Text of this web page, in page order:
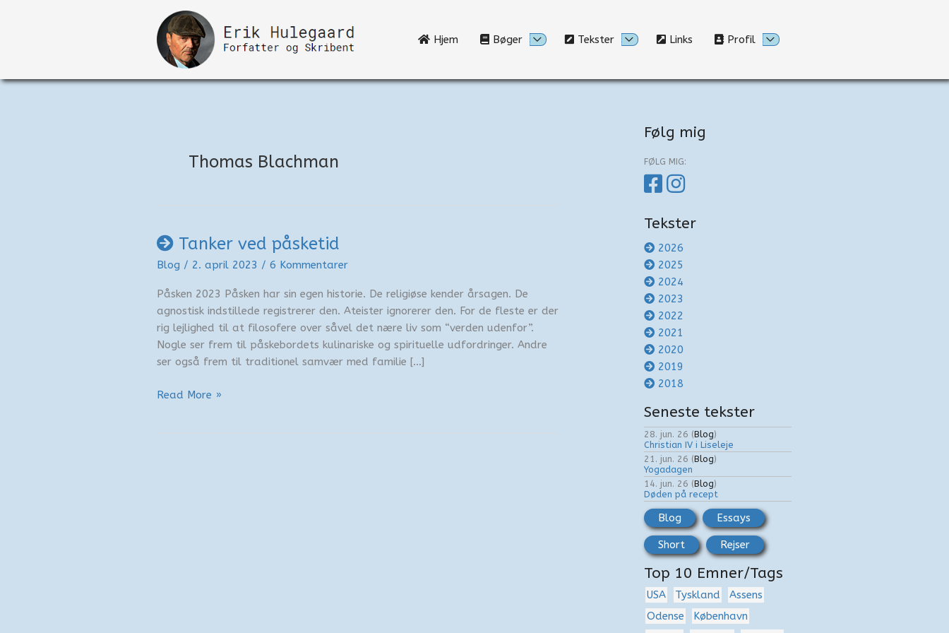
Hjem Bøger Tekster Links Profil
Thomas Blachman
Tanker ved påsketid
Blog / 2. april 2023 / 6 Kommentarer
Påsken 2023 Påsken har sin egen historie. De religiøse kender årsagen. De
agnostisk indstillede registrerer den. Ateister ignorerer den. For de fleste er der
rig lejlighed til at filosofere over såvel det nære liv som “verden udenfor”.
Nogle ser frem til påskebordets kulinariske og spirituelle udfordringer. Andre
ser også frem til traditionel samvær med familie […]
Tanker
Read More »
Følg mig
FØLG MIG:
Tekster
2026
2025
2024
2023
2022
2021
2020
2019
2018
Seneste tekster
28. jun. 26 (Blog)
Christian IV i Liseleje
21. jun. 26 (Blog)
Yogadagen
14. jun. 26 (Blog)
Døden på recept
Blog Essays
Short Rejser
Top 10 Emner/Tags
USA Tyskland
Assens
Odense
København